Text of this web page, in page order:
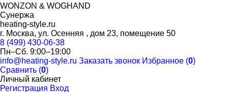
WONZON & WOGHAND
Сунержа
heating-style.ru
г. Москва, ул. Осенняя , дом 23, помещение 50
8 (499) 430-06-38
Пн–Сб. 9:00–19:00
info@heating-style.ru Заказать звонок Избранное (0)
Сравнить (0)
Личный кабинет
Регистрация Вход